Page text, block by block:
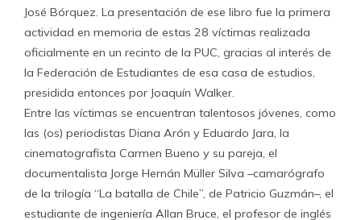
José Bórquez. La presentación de ese libro fue la primera
actividad en memoria de estas 28 víctimas realizada
oficialmente en un recinto de la PUC, gracias al interés de
la Federación de Estudiantes de esa casa de estudios,
presidida entonces por Joaquín Walker.
Entre las víctimas se encuentran talentosos jóvenes, como
las (os) periodistas Diana Arón y Eduardo Jara, la
cinematografista Carmen Bueno y su pareja, el
documentalista Jorge Hernán Müller Silva –camarógrafo
de la trilogía “La batalla de Chile”, de Patricio Guzmán–, el
estudiante de ingeniería Allan Bruce, el profesor de inglés